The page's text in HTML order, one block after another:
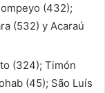
(432);
(532) y Acaraú
(324); Timón
(45); São Luís